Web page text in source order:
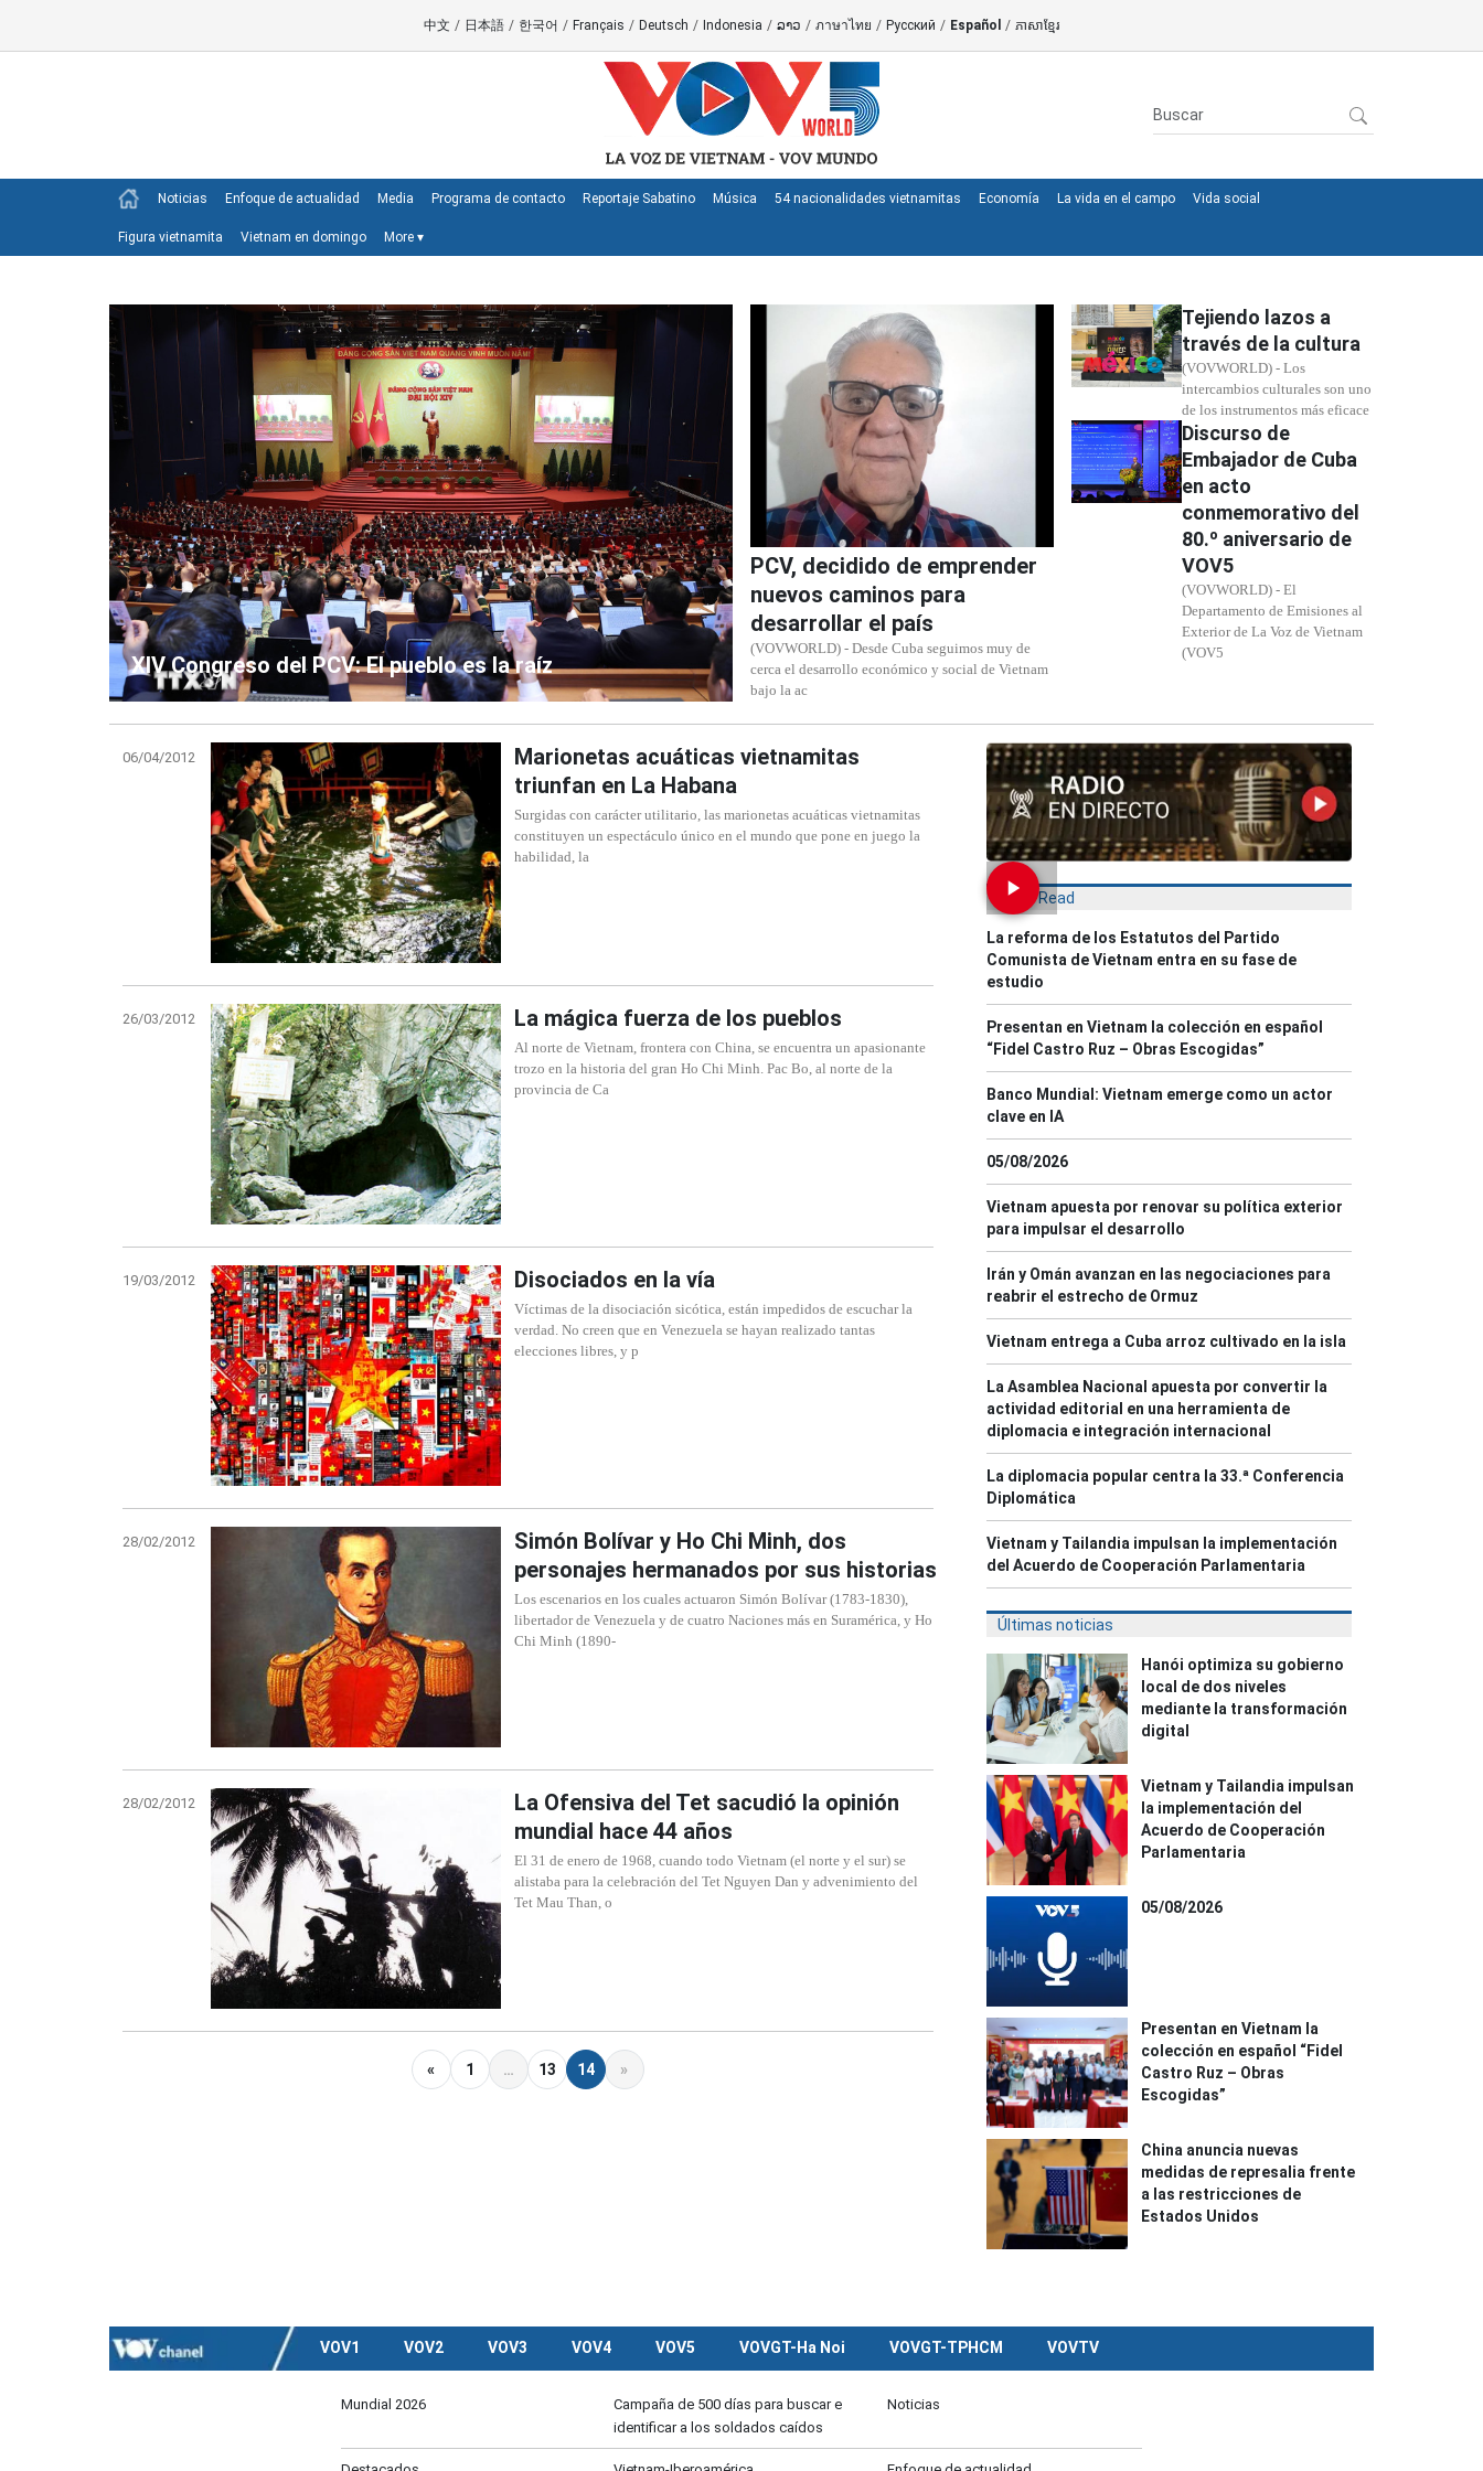
中文 / 日本語 / 한국어 / Français / Deutsch / Indonesia / ລາວ / ภาษาไทย / Русский / Español / ភាសាខ្មែរ
Noticias Enfoque de actualidad Media Programa de contacto Reportaje Sabatino Música 54 nacionalidades vietnamitas Economía La vida en el campo Vida social
Figura vietnamita Vietnam en domingo More ▾
XIV Congreso del PCV: El pueblo es la raíz
PCV, decidido de emprender
nuevos caminos para
desarrollar el país
(VOVWORLD) - Desde Cuba seguimos muy de
cerca el desarrollo económico y social de Vietnam
bajo la ac
Tejiendo lazos a
través de la cultura
(VOVWORLD) - Los
intercambios culturales son uno
de los instrumentos más eficace
Discurso de
Embajador de Cuba
en acto
conmemorativo del
80.º aniversario de
VOV5
(VOVWORLD) - El
Departamento de Emisiones al
Exterior de La Voz de Vietnam
(VOV5
06/04/2012
Marionetas acuáticas vietnamitas
triunfan en La Habana
Surgidas con carácter utilitario, las marionetas acuáticas vietnamitas
constituyen un espectáculo único en el mundo que pone en juego la
habilidad, la
26/03/2012 La mágica fuerza de los pueblos
Al norte de Vietnam, frontera con China, se encuentra un apasionante
trozo en la historia del gran Ho Chi Minh. Pac Bo, al norte de la
provincia de Ca
19/03/2012 Disociados en la vía
Víctimas de la disociación sicótica, están impedidos de escuchar la
verdad. No creen que en Venezuela se hayan realizado tantas
elecciones libres, y p
28/02/2012
Simón Bolívar y Ho Chi Minh, dos
personajes hermanados por sus historias
Los escenarios en los cuales actuaron Simón Bolívar (1783-1830),
libertador de Venezuela y de cuatro Naciones más en Suramérica, y Ho
Chi Minh (1890-
28/02/2012
La Ofensiva del Tet sacudió la opinión
mundial hace 44 años
El 31 de enero de 1968, cuando todo Vietnam (el norte y el sur) se
alistaba para la celebración del Tet Nguyen Dan y advenimiento del
Tet Mau Than, o
« 1 … 13 14 »
Most Read
La reforma de los Estatutos del Partido
Comunista de Vietnam entra en su fase de
estudio
Presentan en Vietnam la colección en español
“Fidel Castro Ruz – Obras Escogidas”
Banco Mundial: Vietnam emerge como un actor
clave en IA
05/08/2026
Vietnam apuesta por renovar su política exterior
para impulsar el desarrollo
Irán y Omán avanzan en las negociaciones para
reabrir el estrecho de Ormuz
Vietnam entrega a Cuba arroz cultivado en la isla
La Asamblea Nacional apuesta por convertir la
actividad editorial en una herramienta de
diplomacia e integración internacional
La diplomacia popular centra la 33.ª Conferencia
Diplomática
Vietnam y Tailandia impulsan la implementación
del Acuerdo de Cooperación Parlamentaria
Últimas noticias
Hanói optimiza su gobierno
local de dos niveles
mediante la transformación
digital
Vietnam y Tailandia impulsan
la implementación del
Acuerdo de Cooperación
Parlamentaria
05/08/2026
Presentan en Vietnam la
colección en español “Fidel
Castro Ruz – Obras
Escogidas”
China anuncia nuevas
medidas de represalia frente
a las restricciones de
Estados Unidos
VOV1 VOV2 VOV3 VOV4 VOV5 VOVGT-Ha Noi VOVGT-TPHCM VOVTV
Mundial 2026
Campaña de 500 días para buscar e
identificar a los soldados caídos
Noticias